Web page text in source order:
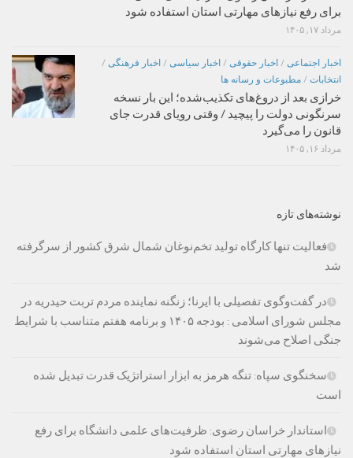
برای رفع نیازهای مهارتی استان استفاده شود
مرداد ۱۷, ۱۴۰۵
اخبار اجتماعی / اخبار حقوقی / اخبار سیاسی / اخبار فرهنگی /
انتخابات / مطبوعات و رسانه ها
خرازی بعد از دروغ‌های تکذیب‌شده؛ این بار نسخه
سرنگونی دولت را پیچید / وقتی رویای قدرت جای
قانون را می‌گیرد
مرداد ۱۶, ۱۴۰۵
نوشته‌های تازه
فعالیت تنها کارگاه تولید تخم‌نوغان شمال شرق کشور از سرگرفته
شد
در گفت‌وگوی تفصیلی با ایرنا؛ زنگنه نماینده مردم تربت حیدریه در
مجلس شورای اسلامی : بودجه ۱۴۰۵ و برنامه هفتم متناسب با شرایط
جنگی اصلاح می‌شوند
سخنگوی سپاه: تنگه هرمز به ابزار استراتژیک قدرت تبدیل شده
است
استاندار خراسان رضوی: ظرفیت‌های علمی دانشگاه برای رفع
نیازهای مهارتی استان استفاده شود